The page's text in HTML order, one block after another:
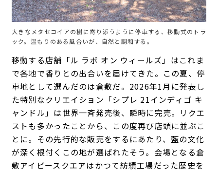
大きなメタセコイアの樹に寄り添うように停車する、移動式のトラ
ック。温もりのある風合いが、自然と調和する。
移動する店舗「ル ラボ オン ウィールズ」はこれま
で各地で香りとの出合いを届けてきた。この夏、停
車地として選んだのは倉敷だ。2026年1月に発表し
た特別なクリエイション「シプレ 21インディゴ キ
ャンドル」は世界一斉発売後、瞬時に完売。リクエ
ストも多かったことから、この度再び店頭に並ぶこ
とに。その先行的な販売をするにあたり、藍の文化
が深く根付くこの地が選ばれたそう。会場となる倉
敷アイビースクエアはかつて紡績工場だった歴史を